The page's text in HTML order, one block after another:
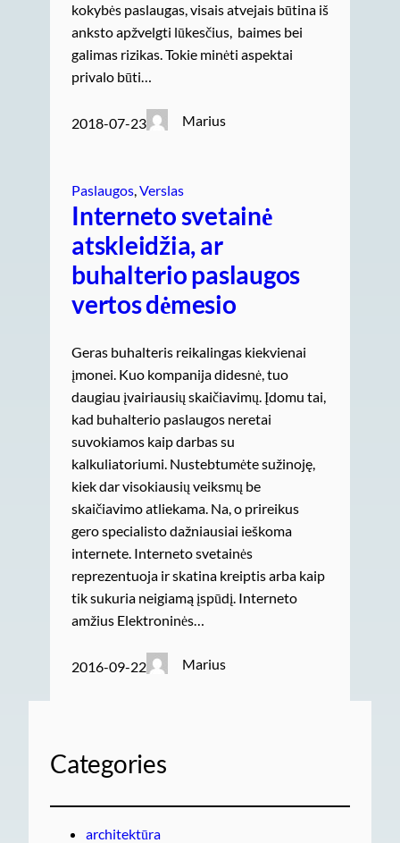
kokybės paslaugas, visais atvejais būtina iš
anksto apžvelgti lūkesčius, baimes bei
galimas rizikas. Tokie minėti aspektai
privalo būti…
2018-07-23 Marius
Paslaugos, Verslas
Interneto svetainė
atskleidžia, ar
buhalterio paslaugos
vertos dėmesio
Geras buhalteris reikalingas kiekvienai
įmonei. Kuo kompanija didesnė, tuo
daugiau įvairiausių skaičiavimų. Įdomu tai,
kad buhalterio paslaugos neretai
suvokiamos kaip darbas su
kalkuliatoriumi. Nustebtumėte sužinoję,
kiek dar visokiausių veiksmų be
skaičiavimo atliekama. Na, o prireikus
gero specialisto dažniausiai ieškoma
internete. Interneto svetainės
reprezentuoja ir skatina kreiptis arba kaip
tik sukuria neigiamą įspūdį. Interneto
amžius Elektroninės…
2016-09-22 Marius
Categories
architektūra